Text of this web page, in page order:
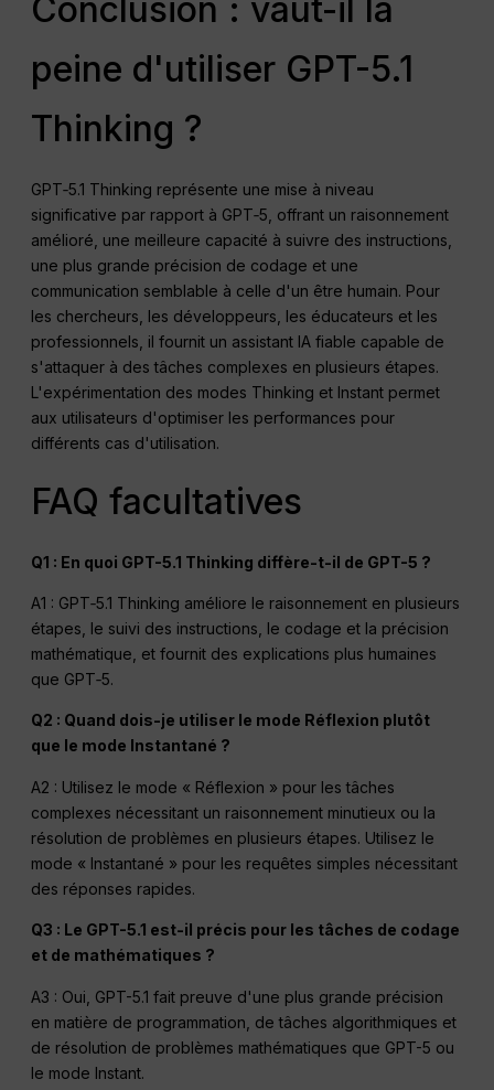
Conclusion : vaut-il la
peine d'utiliser GPT-5.1
Thinking ?
GPT‑5.1 Thinking représente une mise à niveau
significative par rapport à GPT‑5, offrant un raisonnement
amélioré, une meilleure capacité à suivre des instructions,
une plus grande précision de codage et une
communication semblable à celle d'un être humain. Pour
les chercheurs, les développeurs, les éducateurs et les
professionnels, il fournit un assistant IA fiable capable de
s'attaquer à des tâches complexes en plusieurs étapes.
L'expérimentation des modes Thinking et Instant permet
aux utilisateurs d'optimiser les performances pour
différents cas d'utilisation.
FAQ facultatives
Q1 : En quoi GPT-5.1 Thinking diffère-t-il de GPT-5 ?
A1 : GPT‑5.1 Thinking améliore le raisonnement en plusieurs
étapes, le suivi des instructions, le codage et la précision
mathématique, et fournit des explications plus humaines
que GPT‑5.
Q2 : Quand dois-je utiliser le mode Réflexion plutôt
que le mode Instantané ?
A2 : Utilisez le mode « Réflexion » pour les tâches
complexes nécessitant un raisonnement minutieux ou la
résolution de problèmes en plusieurs étapes. Utilisez le
mode « Instantané » pour les requêtes simples nécessitant
des réponses rapides.
Q3 : Le GPT-5.1 est-il précis pour les tâches de codage
et de mathématiques ?
A3 : Oui, GPT-5.1 fait preuve d'une plus grande précision
en matière de programmation, de tâches algorithmiques et
de résolution de problèmes mathématiques que GPT-5 ou
le mode Instant.